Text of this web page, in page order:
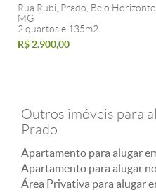
Rua Rubi, Prado, Belo Horizonte,
MG
2 quartos e 135m2
R$ 2.900,00
Outros imóveis para
Prado
Apartamento para alugar
Apartamento para alugar
Área Privativa para alugar